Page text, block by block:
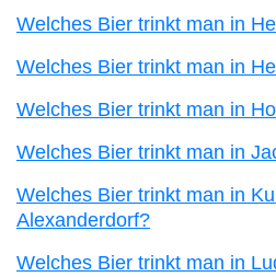
Welches Bier trinkt man in
Welches Bier trinkt man in
Welches Bier trinkt man in
Welches Bier trinkt man in
Welches Bier trinkt man in
Alexanderdorf?
Welches Bier trinkt man in